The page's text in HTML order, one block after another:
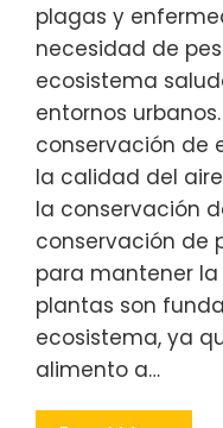
plagas y
necesidad de
ecosistema
entornos
conservación de
la calidad del
la conservación
conservación de
para mantener la
plantas son
ecosistema, ya
alimento a…